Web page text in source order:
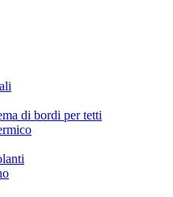
di bordi per tetti